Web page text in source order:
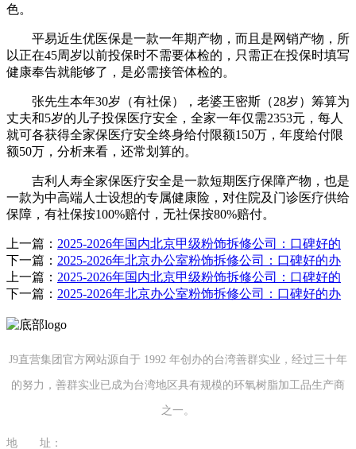
色。
平易近生优医保是一款一年期产物，而且是网销产物，所
以正在45周岁以前投保时不需要体检的，只需正在投保时填写
健康奉告就能够了，是必需接管体检的。
张先生本年30岁（有社保），老婆王密斯（28岁）筹算为
丈夫和5岁的儿子投保医疗安全，全家一年仅需2353元，每人
就可各获得全家保医疗安全终身给付限额150万，年度给付限
额50万，分析来看，还常划算的。
吉利人寿全家保医疗安全是一款短期医疗保障产物，也是
一款为中高端人士设想的专属健康险，对住院及门诊医疗供给
保障，有社保按100%赔付，无社保按80%赔付。
上一篇： 2025-2026年国内北京甲级粉饰拆修公司：口碑好的
下一篇： 2025-2026年北京办公室粉饰拆修公司：口碑好的办
上一篇： 2025-2026年国内北京甲级粉饰拆修公司：口碑好的
下一篇： 2025-2026年北京办公室粉饰拆修公司：口碑好的办
J9直营集团官方网站源自于 1992 年创办的台湾善群实业，经过三十年
的努力，善群实业已成为台湾地区具有规模的环氧树脂加工品生产商
之一。
地 址：